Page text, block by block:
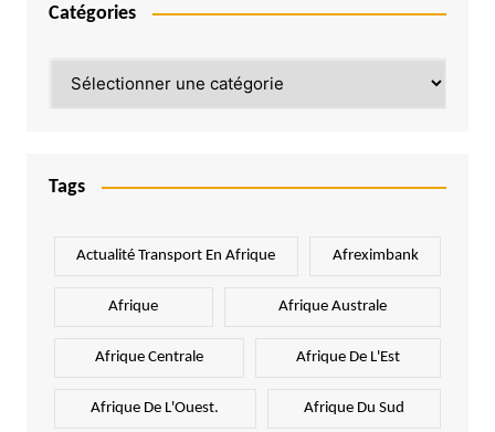
Catégories
Tags
Actualité Transport En Afrique Afreximbank
Afrique Afrique Australe
Afrique Centrale Afrique De L'Est
Afrique De L'Ouest. Afrique Du Sud